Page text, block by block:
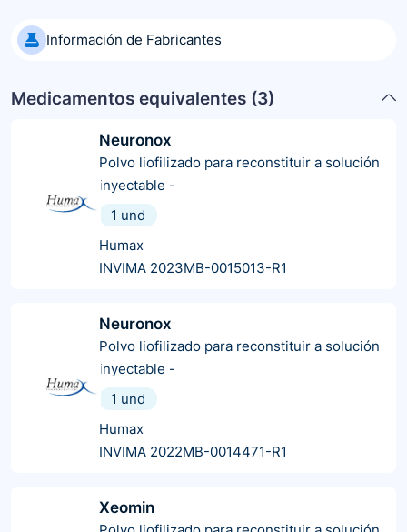
Información de Fabricantes
Medicamentos equivalentes (3)
Neuronox
Polvo liofilizado para reconstituir a solución
inyectable -
1 und
Humax
INVIMA 2023MB-0015013-R1
Neuronox
Polvo liofilizado para reconstituir a solución
inyectable -
1 und
Humax
INVIMA 2022MB-0014471-R1
Xeomin